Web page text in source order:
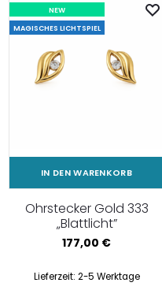
NEW
MAGISCHES LICHTSPIEL
IN DEN WARENKORB
Ohrstecker Gold 333
„Blattlicht”
177,00 €
Lieferzeit: 2-5 Werktage